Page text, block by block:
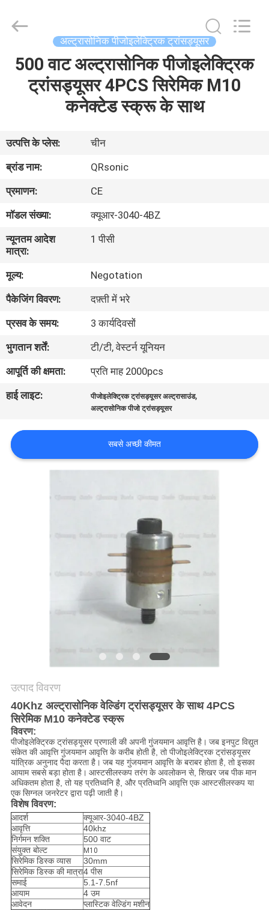
घर
हमारे
बारे
में
कारखाने
का
गुणवत्ता
नियंत्रण
हमसे
संपर्क
करें
समाचार
Equipment
Co.,Ltd.
Reserved.
अल्ट्रासोनिक पीजोइलेक्ट्रिक ट्रांसड्यूसर
500 वाट अल्ट्रासोनिक पीजोइलेक्ट्रिक
ट्रांसड्यूसर 4PCS सिरेमिक M10
कनेक्टेड स्क्रू के साथ
उत्पत्ति के प्लेस:
चीन
ब्रांड नाम:
QRsonic
प्रमाणन:
CE
मॉडल संख्या:
क्यूआर-3040-4BZ
न्यूनतम आदेश
मात्रा:
1 पीसी
मूल्य:
Negotation
पैकेजिंग विवरण:
दफ़्ती में भरे
प्रसव के समय:
3 कार्यदिवसों
भुगतान शर्तें:
टी/टी, वेस्टर्न यूनियन
आपूर्ति की क्षमता:
प्रति माह 2000pcs
हाई लाइट:
पीजोइलेक्ट्रिक ट्रांसड्यूसर अल्ट्रासाउंड,
अल्ट्रासोनिक पीजो ट्रांसड्यूसर
सबसे अच्छी कीमत
उत्पाद विवरण
40Khz अल्ट्रासोनिक वेल्डिंग ट्रांसड्यूसर के साथ 4PCS
सिरेमिक M10 कनेक्टेड स्क्रू
विवरण:
पीजोइलेक्ट्रिक ट्रांसड्यूसर प्रणाली की अपनी गुंजयमान आवृत्ति है। जब इनपुट विद्युत
संकेत की आवृत्ति गुंजयमान आवृत्ति के करीब होती है, तो पीजोइलेक्ट्रिक ट्रांसड्यूसर
यांत्रिक अनुनाद पैदा करता है। जब यह गुंजयमान आवृत्ति के बराबर होता है, तो इसका
आयाम सबसे बड़ा होता है। आस्टसीलस्कप तरंग के अवलोकन से, शिखर जब पीक मान
अधिकतम होता है, तो यह प्रतिध्वनि है, और प्रतिध्वनि आवृत्ति एक आस्टसीलस्कप या
एक सिग्नल जनरेटर द्वारा पढ़ी जाती है।
विशेष विवरण:
आदर्श
क्यूआर-3040-4BZ
आवृत्ति
40khz
निर्गमन शक्ति
500 वाट
संयुक्त बोल्ट
M10
सिरेमिक डिस्क व्यास
30mm
सिरेमिक डिस्क की मात्रा4 पीस
समाई
5.1-7.5nf
आयाम
4 उम
आवेदन
प्लास्टिक वेल्डिंग मशीन